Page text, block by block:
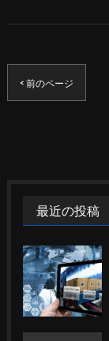
< 前のページ
最近の投稿